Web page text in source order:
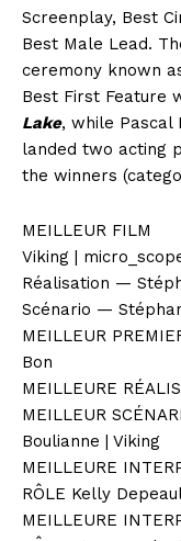
Screenplay, Best
Best Male Lead.
ceremony known
Best First Feature
Lake, while Pascal
landed two acting
the winners
MEILLEUR FILM
Viking |
Réalisation —
Scénario —
MEILLEUR
Bon
MEILLEURE
MEILLEUR
Boulianne | Viking
MEILLEURE
RÔLE Kelly
MEILLEURE